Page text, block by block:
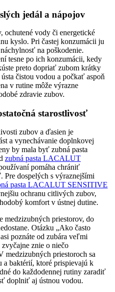
jedál a nápojov
ochutené vody či energetické
kyslo. Pri častej konzumácii ju
na poškodenie.
tesne po ich konzumácii, kedy
preto dopriať zubom krátky
čistou vodou a počkať aspoň
v rutine môže výrazne
zdravie zubov.
starostlivosť
zubov a ďasien je
a vynechávanie doplnkovej
by mala byť zubná pasta
zubná pasta LACALUT
pomáha chrániť
dospelých s výraznejšími
pasta LACALUT SENSITIVE
ochranu citlivých zubov,
komfort v ústnej dutine.
medzizubných priestorov, do
Otázku „Ako často
poznáte od zubára veľmi
znie o niečo
medzizubných priestoroch sa
baktérií, ktoré prispievajú k
do každodennej rutiny zaradiť
doplniť aj ústnou vodou.